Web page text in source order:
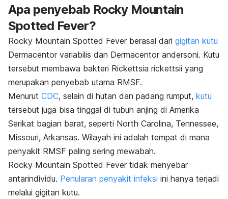
Apa penyebab Rocky Mountain
Spotted Fever?
Rocky Mountain Spotted Fever berasal dari gigitan kutu
Dermacentor variabilis dan Dermacentor andersoni. Kutu
tersebut membawa bakteri Rickettsia rickettsii yang
merupakan penyebab utama RMSF.
Menurut CDC, selain di hutan dan padang rumput, kutu
tersebut juga bisa tinggal di tubuh anjing di Amerika
Serikat bagian barat, seperti North Carolina, Tennessee,
Missouri, Arkansas. Wilayah ini adalah tempat di mana
penyakit RMSF paling sering mewabah.
Rocky Mountain Spotted Fever tidak menyebar
antarindividu. Penularan penyakit infeksi ini hanya terjadi
melalui gigitan kutu.